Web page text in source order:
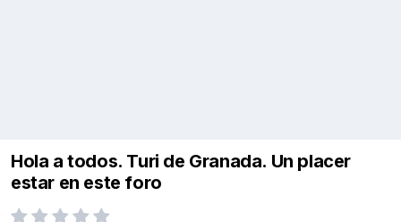
Hola a todos. Turi de Granada. Un placer
estar en este foro